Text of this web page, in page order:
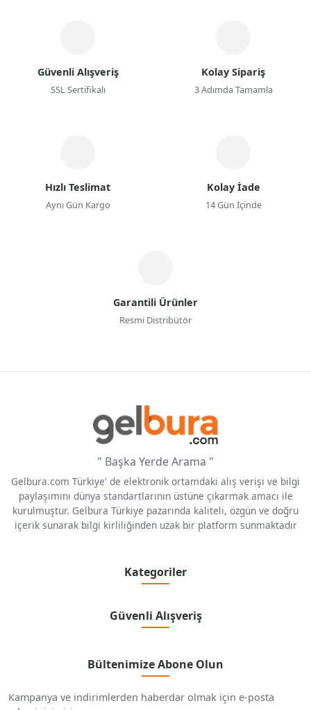
Güvenli Alışveriş
SSL Sertifikalı
Kolay Sipariş
3 Adımda Tamamla
Hızlı Teslimat
Aynı Gün Kargo
Kolay İade
14 Gün İçinde
Garantili Ürünler
Resmi Distribütör
" Başka Yerde Arama "
Gelbura.com Türkiye' de elektronik ortamdaki alış verişi ve bilgi
paylaşımını dünya standartlarının üstüne çıkarmak amacı ile
kurulmuştur. Gelbura Türkiye pazarında kaliteli, özgün ve doğru
içerik sunarak bilgi kirliliğinden uzak bir platform sunmaktadır
Kategoriler
Güvenli Alışveriş
Bültenimize Abone Olun
Kampanya ve indirimlerden haberdar olmak için e-posta